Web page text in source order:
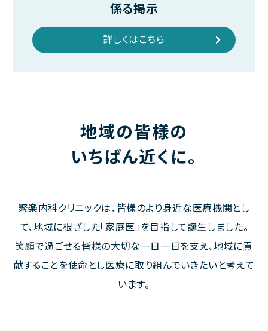
係る掲示
詳しくはこちら
地域の皆様の
いちばん近くに。
聚楽内科クリニックは、皆様のより身近な医療機関とし
て、地域に根ざした「家庭医」を目指して誕生しました。
笑顔で過ごせる皆様の大切な一日一日を支え、地域に貢
献することを使命とし医療に取り組んでいきたいと考えて
います。